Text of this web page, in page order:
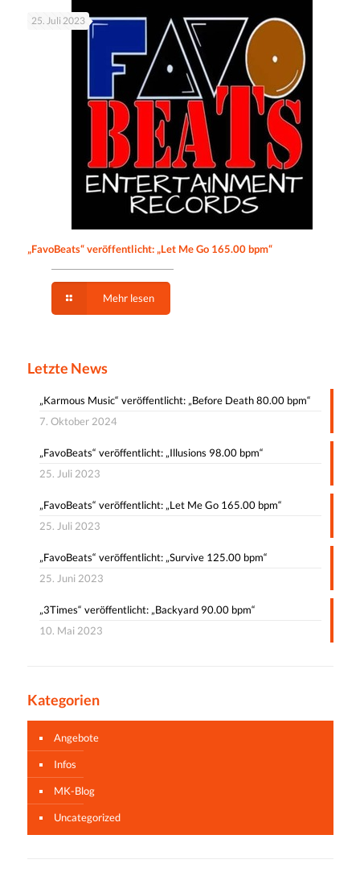
25. Juli 2023
„FavoBeats“ veröffentlicht: „Let Me Go 165.00 bpm“
Mehr lesen
Letzte News
„Karmous Music“ veröffentlicht: „Before Death 80.00 bpm“
7. Oktober 2024
„FavoBeats“ veröffentlicht: „Illusions 98.00 bpm“
25. Juli 2023
„FavoBeats“ veröffentlicht: „Let Me Go 165.00 bpm“
25. Juli 2023
„FavoBeats“ veröffentlicht: „Survive 125.00 bpm“
25. Juni 2023
„3Times“ veröffentlicht: „Backyard 90.00 bpm“
10. Mai 2023
Kategorien
Angebote
Infos
MK-Blog
Uncategorized